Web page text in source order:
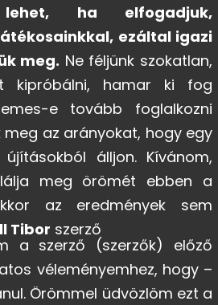
ha elfogadjuk,
ezáltal igazi
meg. Ne féljünk szokatlan,
kipróbálni, hamar ki fog
e tovább foglalkozni
meg az arányokat, hogy egy
álljon. Kívánom,
meg örömét ebben a
az eredmények sem
Tibor szerző
a szerző (szerzők) előző
véleményemhez, hogy –
Örömmel üdvözlöm ezt a